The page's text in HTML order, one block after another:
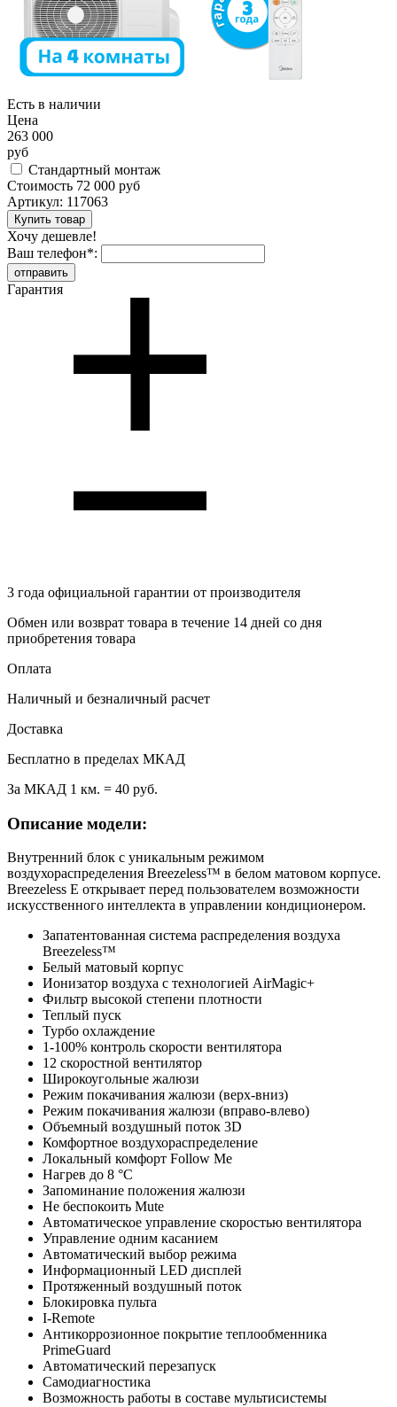
Есть в наличии
Цена
263 000
руб
Стандартный монтаж
Стоимость 72 000 руб
Артикул: 117063
Хочу дешевле!
Ваш телефон*:
Гарантия
3 года официальной гарантии от производителя
Обмен или возврат товара в течение 14 дней со дня
приобретения товара
Оплата
Наличный и безналичный расчет
Доставка
Бесплатно в пределах МКАД
За МКАД 1 км. = 40 руб.
Описание модели:
Внутренний блок с уникальным режимом
воздухораспределения Breezeless™ в белом матовом корпусе.
Breezeless E открывает перед пользователем возможности
искусственного интеллекта в управлении кондиционером.
Запатентованная система распределения воздуха
Breezeless™
Белый матовый корпус
Ионизатор воздуха с технологией AirMagic+
Фильтр высокой степени плотности
Теплый пуск
Турбо охлаждение
1-100% контроль скорости вентилятора
12 скоростной вентилятор
Широкоугольные жалюзи
Режим покачивания жалюзи (верх-вниз)
Режим покачивания жалюзи (вправо-влево)
Объемный воздушный поток 3D
Комфортное воздухораспределение
Локальный комфорт Follow Me
Нагрев до 8 °С
Запоминание положения жалюзи
Не беспокоить Mute
Автоматическое управление скоростью вентилятора
Управление одним касанием
Автоматический выбор режима
Информационный LED дисплей
Протяженный воздушный поток
Блокировка пульта
I-Remote
Антикоррозионное покрытие теплообменника
PrimeGuard
Автоматический перезапуск
Самодиагностика
Возможность работы в составе мультисистемы